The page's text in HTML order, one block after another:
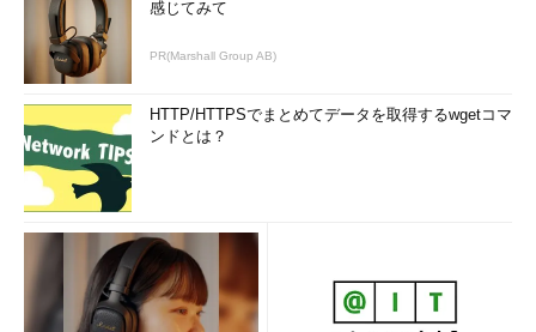
感じてみて
PR(Marshall Group AB)
HTTP/HTTPSでまとめてデータを取得するwgetコマ
ンドとは？